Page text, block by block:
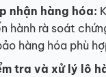
nhận hàng hóa:
hành rà soát
hàng hóa phù
tra và xử lý lô